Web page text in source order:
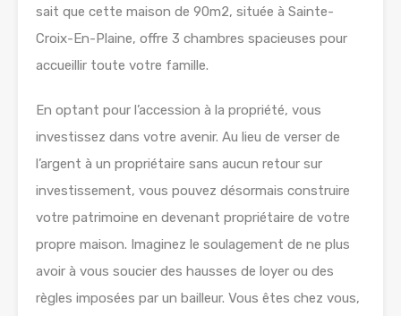
sait que cette maison de 90m2, située à Sainte-
Croix-En-Plaine, offre 3 chambres spacieuses pour
accueillir toute votre famille.
En optant pour l’accession à la propriété, vous
investissez dans votre avenir. Au lieu de verser de
l’argent à un propriétaire sans aucun retour sur
investissement, vous pouvez désormais construire
votre patrimoine en devenant propriétaire de votre
propre maison. Imaginez le soulagement de ne plus
avoir à vous soucier des hausses de loyer ou des
règles imposées par un bailleur. Vous êtes chez vous,